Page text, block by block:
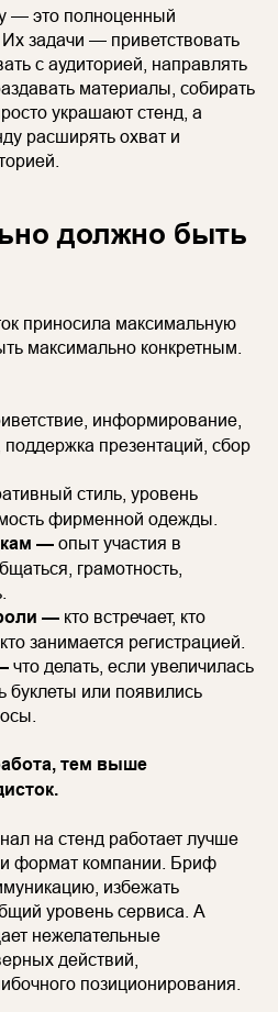
— это полноценный
задачи — приветствовать
с аудиторией, направлять
материалы, собирать
украшают стенд, а
расширять охват и
должно быть
приносила максимальную
максимально конкретным.
информирование,
поддержка презентаций, сбор
стиль, уровень
фирменной одежды.
— опыт участия в
грамотность,
— кто встречает, кто
занимается регистрацией.
что делать, если увеличилась
буклеты или появились
тем выше
на стенд работает лучше
и формат компании. Бриф
избежать
уровень сервиса. А
нежелательные
действий,
позиционирования.